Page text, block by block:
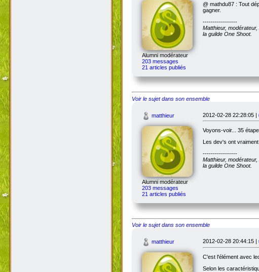
Alumni modérateur
203 messages
21 articles publiés
@ mathdu87 : Tout
gagner.
-----------------
Matthieur,
la guilde One Shoot.
Voir le sujet dans son ensemble
matthieur
Alumni modérateur
203 messages
21 articles publiés
2012-02-28 22:28:05 |
Voyons-voir... 35
Les dev's ont
-----------------
Matthieur,
la guilde One Shoot.
Voir le sujet dans son ensemble
matthieur 2012-02-28 20:44:15 |
C'est l'élément avec
Selon les